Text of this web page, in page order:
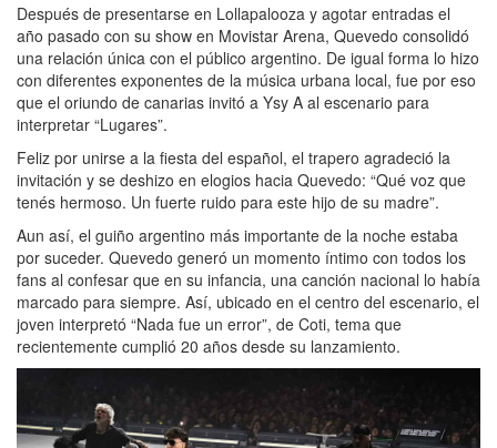
Después de presentarse en Lollapalooza y agotar entradas el
año pasado con su show en Movistar Arena, Quevedo consolidó
una relación única con el público argentino. De igual forma lo hizo
con diferentes exponentes de la música urbana local, fue por eso
que el oriundo de canarias invitó a Ysy A al escenario para
interpretar “Lugares”.
Feliz por unirse a la fiesta del español, el trapero agradeció la
invitación y se deshizo en elogios hacia Quevedo: “Qué voz que
tenés hermoso. Un fuerte ruido para este hijo de su madre”.
Aun así, el guiño argentino más importante de la noche estaba
por suceder. Quevedo generó un momento íntimo con todos los
fans al confesar que en su infancia, una canción nacional lo había
marcado para siempre. Así, ubicado en el centro del escenario, el
joven interpretó “Nada fue un error”, de Coti, tema que
recientemente cumplió 20 años desde su lanzamiento.